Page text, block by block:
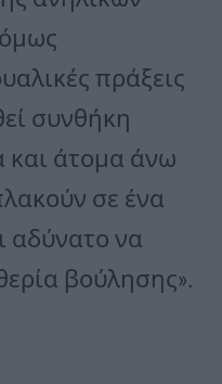
πράξεις
συνθήκη
και άτομα άνω
σε ένα
αδύνατο να
βούλησης».